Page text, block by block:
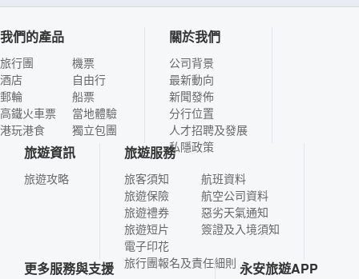
我們的產品
旅行團
酒店
郵輪
高鐵火車票
港玩港食
機票
自由行
船票
當地體驗
獨立包團
關於我們
公司背景
最新動向
新聞發佈
分行位置
人才招聘及發展
私隱政策
旅遊資訊
旅遊攻略
旅遊服務
旅客須知
旅遊保險
旅遊禮券
旅遊短片
電子印花
航班資料
航空公司資料
惡劣天氣通知
簽證及入境須知
旅行團報名及責任細則
更多服務與支援 永安旅遊APP